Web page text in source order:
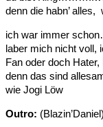
denn die habn’
ich war immer
laber mich nicht voll,
Fan oder doch
denn das sind
wie Jogi Löw
Outro: (Blazin’Daniel)